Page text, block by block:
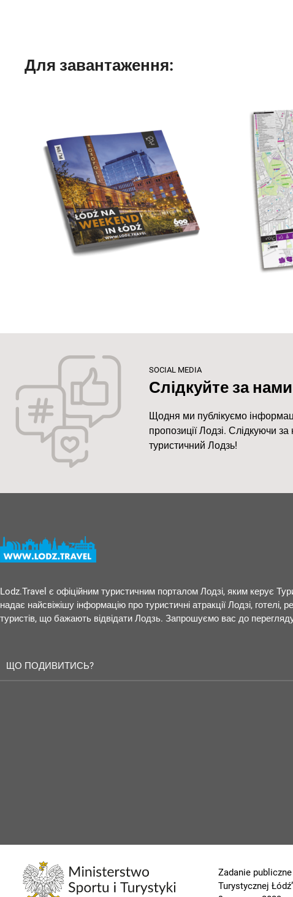
Для завантаження:
SOCIAL MEDIA
Слідкуйте за
Щодня ми публікуємо
пропозиції Лодзі. Слідкуючи
туристичний Лодзь!
Lodz.Travel є офіційним туристичним порталом Лодзі, яким керує
надає найсвіжішу інформацію про туристичні атракції Лодзі, готелі,
туристів, що бажають відвідати Лодзь. Запрошуємо вас до
ЩО ПОДИВИТИСЬ?
Zadanie
Turystycznej